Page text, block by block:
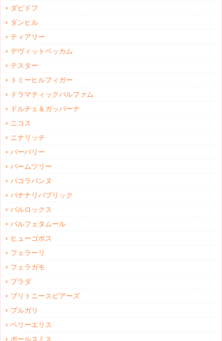
ダビドフ
ダンヒル
ティアリー
デヴィットベッカム
テスター
トミーヒルフィガー
ドラマティックパルファム
ドルチェ＆ガッバーナ
ニコス
ニナリッチ
バーバリー
パームツリー
パコラバンヌ
バナナリパブリック
パルロックス
パルフェタムール
ヒューゴボス
フェラーリ
フェラガモ
プラダ
ブリトニースピアーズ
ブルガリ
ペリーエリス
ポールスミス